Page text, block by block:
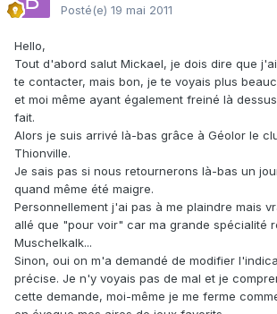
Posté(e) 19 mai 2011
Hello,
Tout d'abord salut Mickael, je dois dire que
te contacter, mais bon, je te voyais plus
et moi même ayant également freiné là
fait.
Alors je suis arrivé là-bas grâce à Géolor le
Thionville.
Je sais pas si nous retournerons là-bas un
quand même été maigre.
Personnellement j'ai pas à me plaindre mais
allé que "pour voir" car ma grande spécialité
Muschelkalk...
Sinon, oui on m'a demandé de modifier
précise. Je n'y voyais pas de mal et je
cette demande, moi-même je me ferme